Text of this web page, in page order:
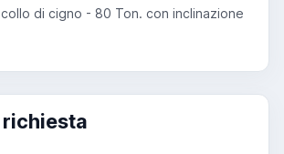
di cigno - 80 Ton. con inclinazione
richiesta